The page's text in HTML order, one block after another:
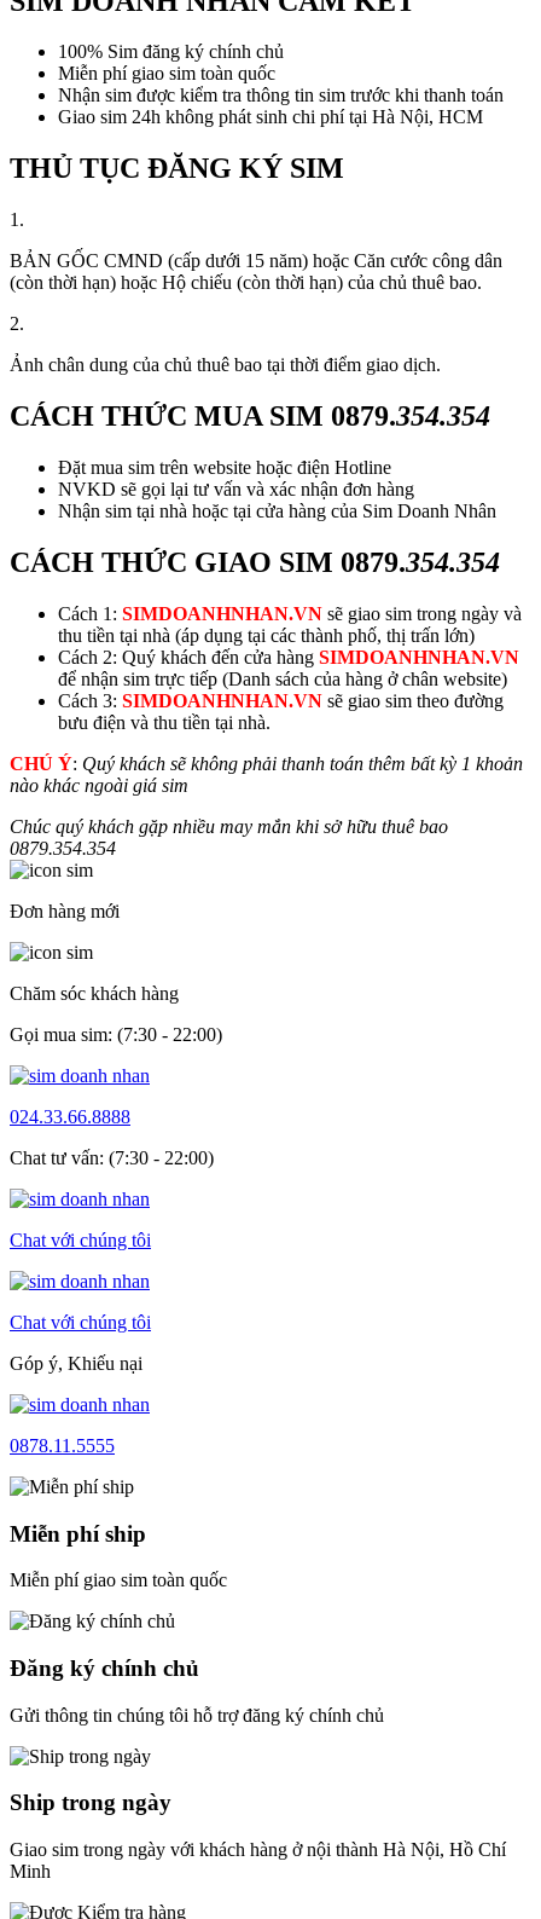
100% Sim đăng ký chính chủ
Miễn phí giao sim toàn quốc
Nhận sim được kiểm tra thông tin sim trước khi thanh toán
Giao sim 24h không phát sinh chi phí tại Hà Nội, HCM
THỦ TỤC ĐĂNG KÝ SIM
1.
BẢN GỐC CMND (cấp dưới 15 năm) hoặc Căn cước công dân
(còn thời hạn) hoặc Hộ chiếu (còn thời hạn) của chủ thuê bao.
2.
Ảnh chân dung của chủ thuê bao tại thời điểm giao dịch.
CÁCH THỨC MUA SIM 0879.354.354
Đặt mua sim trên website hoặc điện Hotline
NVKD sẽ gọi lại tư vấn và xác nhận đơn hàng
Nhận sim tại nhà hoặc tại cửa hàng của Sim Doanh Nhân
CÁCH THỨC GIAO SIM 0879.354.354
Cách 1: SIMDOANHNHAN.VN sẽ giao sim trong ngày và
thu tiền tại nhà (áp dụng tại các thành phố, thị trấn lớn)
Cách 2: Quý khách đến cửa hàng SIMDOANHNHAN.VN
để nhận sim trực tiếp (Danh sách của hàng ở chân website)
Cách 3: SIMDOANHNHAN.VN sẽ giao sim theo đường
bưu điện và thu tiền tại nhà.
CHÚ Ý: Quý khách sẽ không phải thanh toán thêm bất kỳ 1 khoản
nào khác ngoài giá sim
Chúc quý khách gặp nhiều may mắn khi sở hữu thuê bao
0879.354.354
Đơn hàng mới
Chăm sóc khách hàng
Gọi mua sim: (7:30 - 22:00)
024.33.66.8888
Chat tư vấn: (7:30 - 22:00)
Chat với chúng tôi
Chat với chúng tôi
Góp ý, Khiếu nại
0878.11.5555
Miễn phí ship
Miễn phí giao sim toàn quốc
Đăng ký chính chủ
Gửi thông tin chúng tôi hỗ trợ đăng ký chính chủ
Ship trong ngày
Giao sim trong ngày với khách hàng ở nội thành Hà Nội, Hồ Chí
Minh